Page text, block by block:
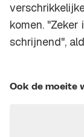
komen.
schrijnend",
Ook de moeite